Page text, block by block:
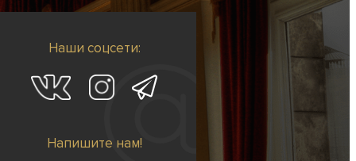
Наши соцсети:
Напишите нам!